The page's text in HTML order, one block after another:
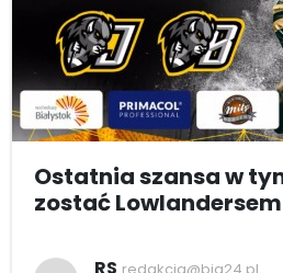
Ostatnia szansa w
zostać